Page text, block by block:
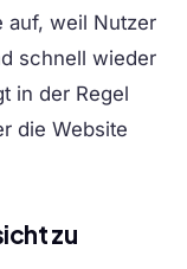
auf, weil Nutzer
schnell wieder
in der Regel
die Website
zu